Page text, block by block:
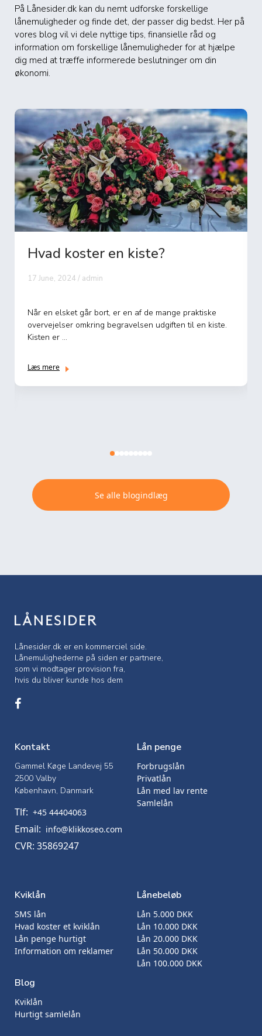
På Lånesider.dk kan du nemt udforske forskellige
lånemuligheder og finde det, der passer dig bedst. Her på
vores blog vil vi dele nyttige tips, finansielle råd og
information om forskellige lånemuligheder for at hjælpe
dig med at træffe informerede beslutninger om din
økonomi.
Hvad koster en kiste?
17 June, 2024 / admin
Når en elsket går bort, er en af de mange praktiske
overvejelser omkring begravelsen udgiften til en kiste.
Kisten er ...
Læs mere
Se alle blogindlæg
Lånesider.dk er en kommerciel side.
Lånemulighederne på siden er partnere,
som vi modtager provision fra,
hvis du bliver kunde hos dem
Kontakt
Gammel Køge Landevej 55
2500 Valby
København, Danmark
Tlf: +45 44404063
Email: info@klikkoseo.com
CVR: 35869247
Lån penge
Forbrugslån
Privatlån
Lån med lav rente
Samlelån
Kviklån
SMS lån
Hvad koster et kviklån
Lån penge hurtigt
Information om reklamer
Blog
Kviklån
Hurtigt samlelån
Lånebeløb
Lån 5.000 DKK
Lån 10.000 DKK
Lån 20.000 DKK
Lån 50.000 DKK
Lån 100.000 DKK